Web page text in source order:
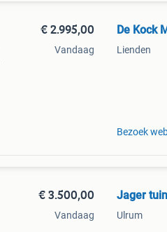
€ 2.995,00
Vandaag
De Kock
Lienden
Bezoek
€ 3.500,00
Vandaag
Jager
Ulrum